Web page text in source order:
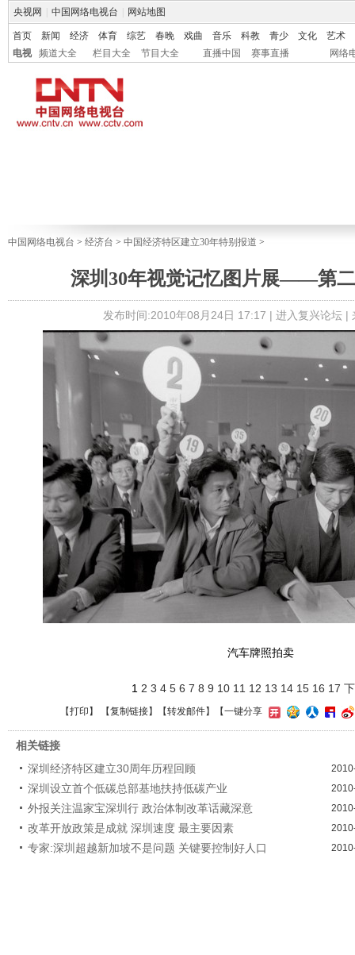
央视网 中国网络电视台 网站地图
首页 新闻 经济 体育 综艺 春晚 戏曲 音乐 科教 青少 文化
艺术
电视
频道大全 栏目大全 节目大全 直播中国 赛事直播 网络
中国网络电视台 > 经济台 > 中国经济特区建立30年特别报道 >
深圳30年视觉记忆图片展——第
发布时间:2010年08月24日 17:17 | 进入复兴论坛|
汽车牌照拍卖
1 2 3 4 5 6 7 8 9 10 11 12 13 14 15 16 17
【打印 】 【复制链接】【转发邮件】 【一键分享
相关链接
深圳经济特区建立30周年历程回顾
深圳设立首个低碳总部基地扶持低碳产业
外报关注温家宝深圳行 政治体制改革话藏深意
改革开放政策是成就 深圳速度 最主要因素
专家:深圳超越新加坡不是问题 关键要控制好人口